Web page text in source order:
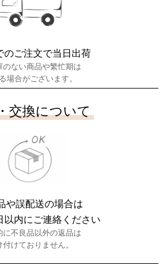
のご注文で当日出荷
ない商品や繁忙期は
場合がございます。
交換について
や誤配送の場合は
以内にご連絡ください
に不良品以外の返品は
付けておりません。